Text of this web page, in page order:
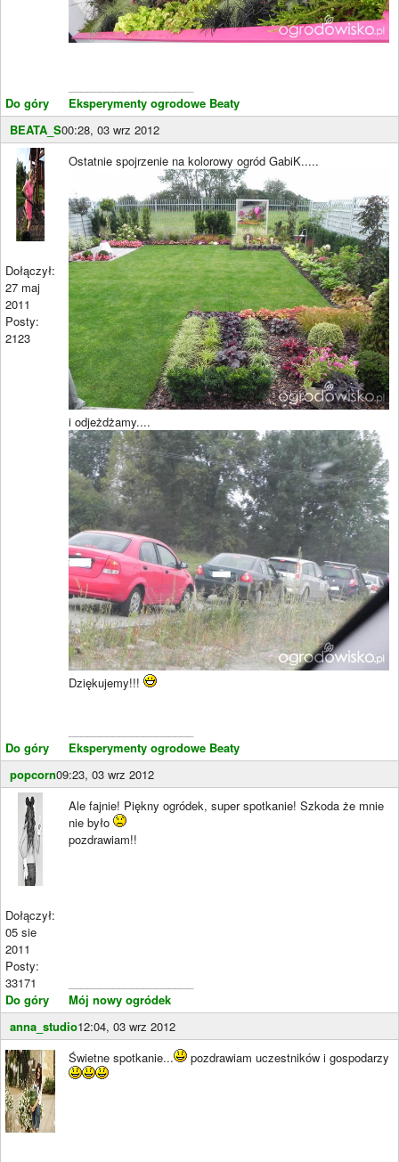
Do góry
Eksperymenty ogrodowe Beaty
BEATA_S00:28, 03 wrz 2012
Dołączył:
27 maj
2011
Posty:
2123
Do góry
Ostatnie spojrzenie na kolorowy ogród GabiK.....
i odjeżdżamy....
Dziękujemy!!!
Eksperymenty ogrodowe Beaty
popcorn09:23, 03 wrz 2012
Dołączył:
05 sie
2011
Posty:
33171
Do góry
Ale fajnie! Piękny ogródek, super spotkanie! Szkoda że mnie
nie było
pozdrawiam!!
Mój nowy ogródek
anna_studio12:04, 03 wrz 2012
Świetne spotkanie... pozdrawiam uczestników i gospodarzy